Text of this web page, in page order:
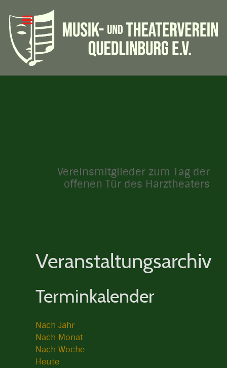
Vereinsmitglieder zum Tag der
offenen Tür des Harztheaters
Veranstaltungsarchiv
Terminkalender
Nach Jahr
Nach Monat
Nach Woche
Heute